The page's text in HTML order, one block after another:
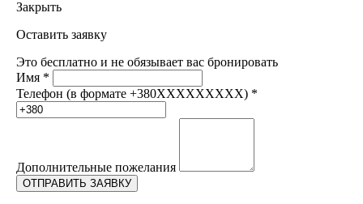
Закрыть
Оставить заявку
Это бесплатно и не обязывает вас бронировать
Имя *
Телефон (в формате +380XXXXXXXXX) *
Дополнительные пожелания